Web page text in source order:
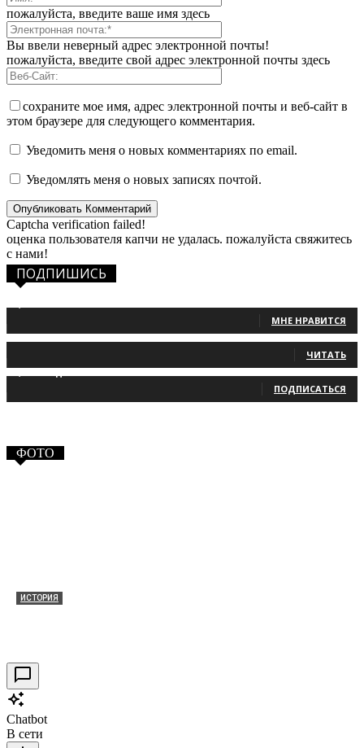
пожалуйста, введите ваше имя здесь
Вы ввели неверный адрес электронной почты!
пожалуйста, введите свой адрес электронной почты здесь
сохраните мое имя, адрес электронной почты и веб-сайт в
этом браузере для следующего комментария.
Уведомить меня о новых комментариях по email.
Уведомлять меня о новых записях почтой.
Captcha verification failed!
оценка пользователя капчи не удалась. пожалуйста свяжитесь
с нами!
ПОДПИШИСЬ
МНЕ НРАВИТСЯ
ЧИТАТЬ
ПОДПИСАТЬСЯ
ФОТО
ИСТОРИЯ
Chatbot
В сети